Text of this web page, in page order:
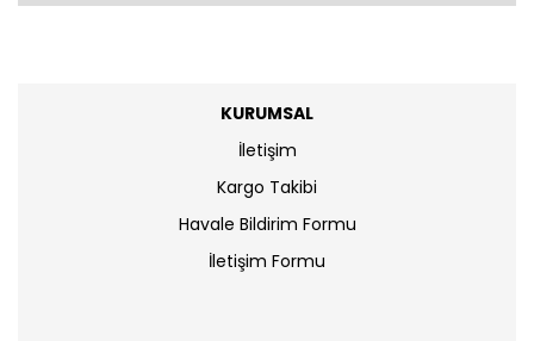
KURUMSAL
İletişim
Kargo Takibi
Havale Bildirim Formu
İletişim Formu